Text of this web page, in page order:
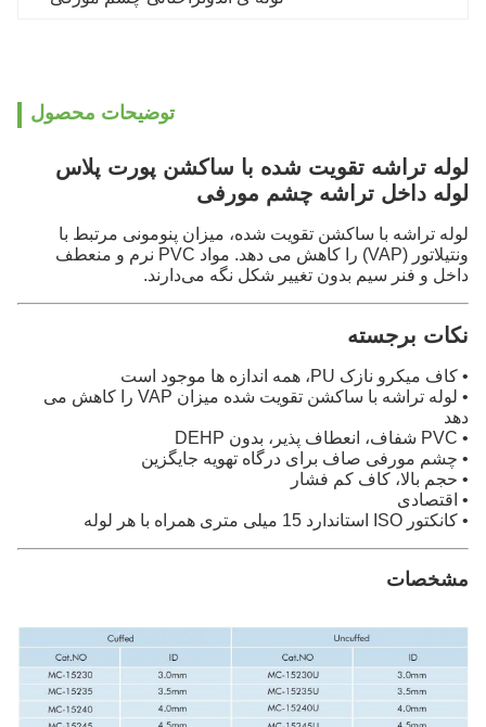
توضیحات محصول
لوله تراشه تقویت شده با ساکشن پورت پلاس
لوله داخل تراشه چشم مورفی
لوله تراشه با ساکشن تقویت شده، میزان پنومونی مرتبط با
ونتیلاتور (VAP) را کاهش می دهد. مواد PVC نرم و منعطف
داخل و فنر سیم بدون تغییر شکل نگه می‌دارند.
نکات برجسته
• کاف میکرو نازک PU، همه اندازه ها موجود است
• لوله تراشه با ساکشن تقویت شده میزان VAP را کاهش می
دهد
• PVC شفاف، انعطاف پذیر، بدون DEHP
• چشم مورفی صاف برای درگاه تهویه جایگزین
• حجم بالا، کاف کم فشار
• اقتصادی
• کانکتور ISO استاندارد 15 میلی متری همراه با هر لوله
مشخصات